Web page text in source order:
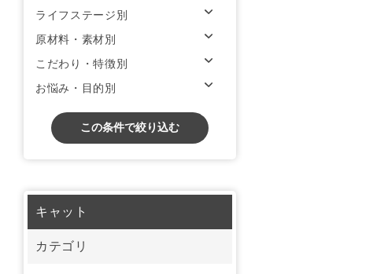
ライフステージ別
原材料・素材別
こだわり・特徴別
お悩み・目的別
この条件で絞り込む
キャット
カテゴリ